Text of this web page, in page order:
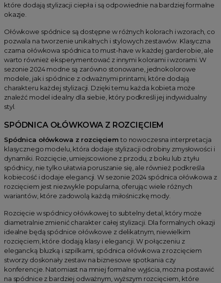
które dodają stylizacji ciepła i są odpowiednie na bardziej formalne
okazje.
Ołówkowe spódnice są dostępne w różnych kolorach i wzorach, co
pozwala na tworzenie unikalnych i stylowych zestawów. Klasyczna
czarna ołówkowa spódnica to must-have w każdej garderobie, ale
warto również eksperymentować z innymi kolorami i wzorami. W
sezonie 2024 modne są zarówno stonowane, jednokolorowe
modele, jak i spódnice z odważnymi printami, które dodają
charakteru każdej stylizacji. Dzięki temu każda kobieta może
znaleźć model idealny dla siebie, który podkreśli jej indywidualny
styl.
SPÓDNICA OŁÓWKOWA Z ROZCIĘCIEM
Spódnica ołówkowa z rozcięciem to nowoczesna interpretacja
klasycznego modelu, która dodaje stylizacji odrobiny zmysłowości i
dynamiki. Rozcięcie, umiejscowione z przodu, z boku lub z tyłu
spódnicy, nie tylko ułatwia poruszanie się, ale również podkreśla
kobiecość i dodaje elegancji. W sezonie 2024 spódnica ołówkowa z
rozcięciem jest niezwykle popularna, oferując wiele różnych
wariantów, które zadowolą każdą miłośniczkę mody.
Rozcięcie w spódnicy ołówkowej to subtelny detal, który może
diametralnie zmienić charakter całej stylizacji. Dla formalnych okazji
idealne będą spódnice ołówkowe z delikatnym, niewielkim
rozcięciem, które dodają klasy i elegancji. W połączeniu z
elegancką bluzką i szpilkami, spódnica ołówkowa z rozcięciem
stworzy doskonały zestaw na biznesowe spotkania czy
konferencje. Natomiast na mniej formalne wyjścia, można postawić
na spódnice z bardziej odważnym, wyższym rozcięciem, które